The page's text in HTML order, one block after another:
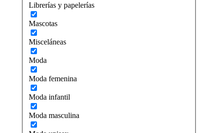
Librerías y papelerías
Mascotas
Misceláneas
Moda
Moda femenina
Moda infantil
Moda masculina